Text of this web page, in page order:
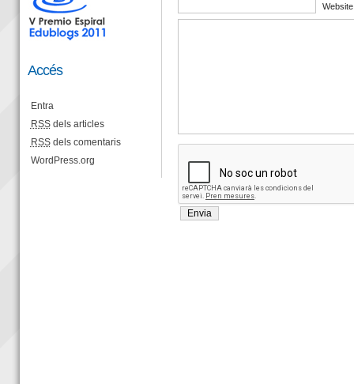
Website
Accés
Entra
RSSdels articles
RSSdels comentaris
WordPress.org